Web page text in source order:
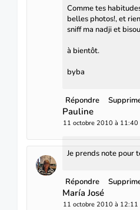
Comme tes
belles photos!, et
sniff ma nadji et
à bientôt.
byba
Répondre
Pauline
11 octobre 2010 à 11:40
Je prends note pour
Répondre
María José
11 octobre 2010 à 12:11